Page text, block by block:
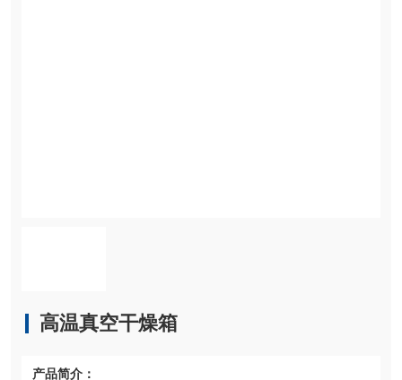
高温真空干燥箱
产品简介：